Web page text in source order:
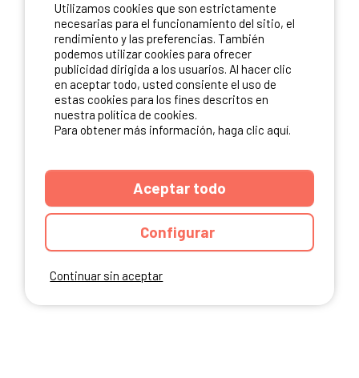
NUESTROS PARTNERS
Continuar sin aceptar
Utilizamos cookies que son estrictamente
necesarias para el funcionamiento del sitio, el
rendimiento y las preferencias. También
podemos utilizar cookies para ofrecer
publicidad dirigida a los usuarios. Al hacer clic
en aceptar todo, usted consiente el uso de
estas cookies para los fines descritos en
nuestra política de cookies.
Para obtener más información, haga clic aquí.
Aceptar todo
Configurar